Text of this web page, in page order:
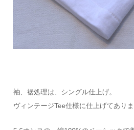
袖、裾処理は、シングル仕上げ。
ヴィンテージTee仕様に仕上げてありま